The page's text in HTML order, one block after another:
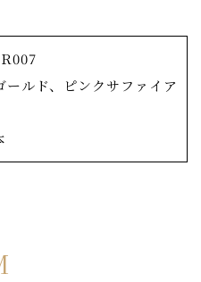
であり、一番人気のコレ
ってくれている。」という
ションです。 可愛らしい
す。 よって中央部分はメ
ルド、ピンクサファイア